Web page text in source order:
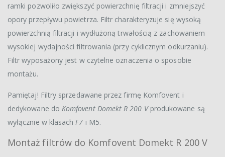
ramki pozwoliło zwiększyć powierzchnię filtracji i zmniejszyć
opory przepływu powietrza. Filtr charakteryzuje się wysoką
powierzchnią filtracji i wydłużoną trwałością z zachowaniem
wysokiej wydajności filtrowania (przy cyklicznym odkurzaniu).
Filtr wyposażony jest w czytelne oznaczenia o sposobie
montażu.
Pamiętaj! Filtry sprzedawane przez firmę Komfovent i
dedykowane do Komfovent Domekt R 200 Vprodukowane są
wyłącznie w klasach F7 i M5.
Montaż filtrów do Komfovent Domekt R 200 V